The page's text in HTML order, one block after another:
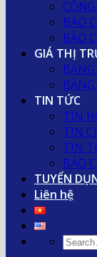
BÁO
BÁO
GIÁ THỊ
TIN TỨC
TIN
TIN
TIN
BÁO
TUYỂN
Liên hệ